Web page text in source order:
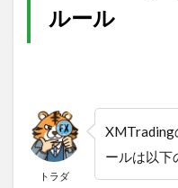
ルール
トラダ
XMTrading
ールは以下